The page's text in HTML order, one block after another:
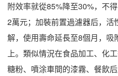
附效率就從85%降至30%，不
2萬元；加裝前置過濾器后，活
解，使用壽命延長至8個月，吸
上。類似情況在食品加工、化
糖粉、噴涂車間的漆霧、餐飲